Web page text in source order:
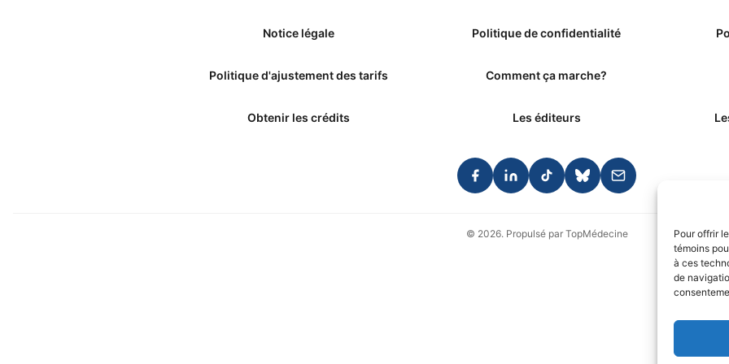
Pour offrir
témoins
à ces
de
Notice légale Politique de confidentialité
Politique d'ajustement des tarifs Comment ça marche?
Obtenir les crédits Les éditeurs
© 2026. Propulsé par TopMédecine